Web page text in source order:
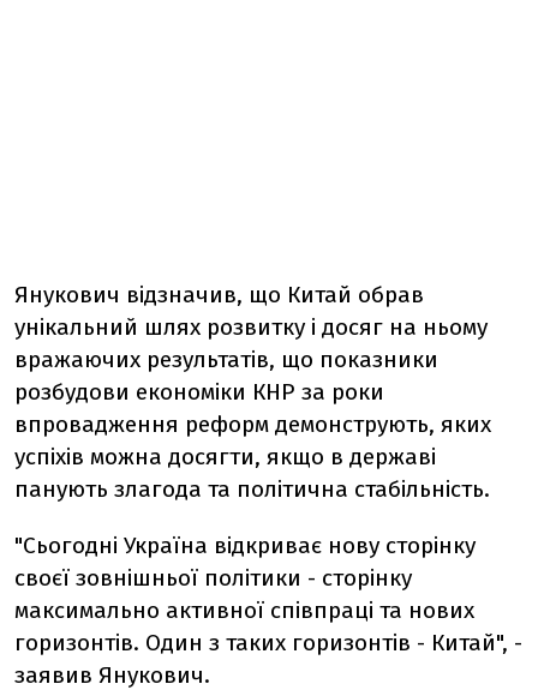
Янукович відзначив, що Китай обрав
унікальний шлях розвитку і досяг на ньому
вражаючих результатів, що показники
розбудови економіки КНР за роки
впровадження реформ демонструють, яких
успіхів можна досягти, якщо в державі
панують злагода та політична стабільність.
"Сьогодні Україна відкриває нову сторінку
своєї зовнішньої політики - сторінку
максимально активної співпраці та нових
горизонтів. Один з таких горизонтів - Китай", -
заявив Янукович.